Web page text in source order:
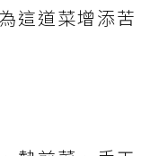
這道菜增添苦